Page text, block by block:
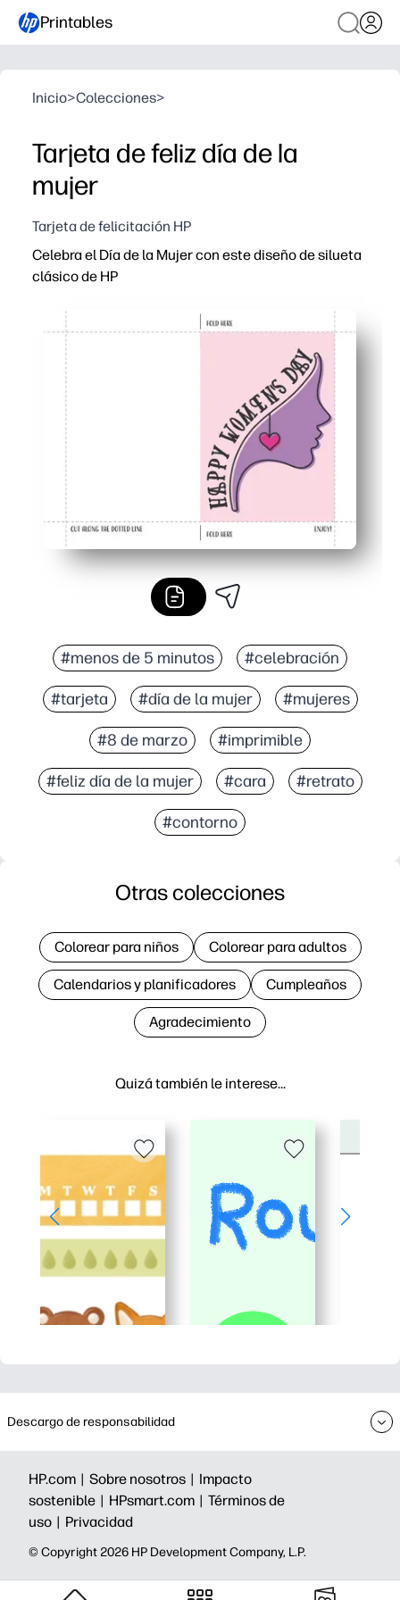
Printables
Inicio>Colecciones>
Tarjeta de feliz día de la
mujer
Tarjeta de felicitación HP
Celebra el Día de la Mujer con este diseño de silueta
clásico de HP
Puedes descargar, imprimir, cortar y doblar, sin tener
El llamativo arte de la silueta hace que tu mensaje
Perfecto para el hogar, el aula o el lugar de trabajo:
Imprime en cartas estadounidenses o A4: queda muy
#menos de 5 minutos #celebración
#tarjeta #día de la mujer #mujeres
#8 de marzo #imprimible
#feliz día de la mujer #cara #retrato
#contorno
Quizá también le interese…
Otras colecciones
Colorear para niños Colorear para adultos
Calendarios y planificadores Cumpleaños
Agradecimiento
Descargo de responsabilidad
HP.com | Sobre nosotros | Impacto
sostenible | HPsmart.com | Términos de
uso | Privacidad
©️ Copyright 2026 HP Development Company, L.P.